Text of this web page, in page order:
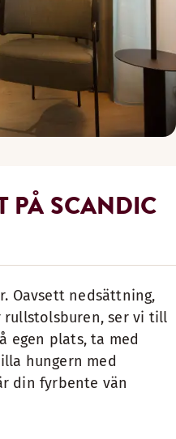
PÅ SCANDIC
Oavsett nedsättning,
rullstolsburen, ser vi till
egen plats, ta med
hungern med
din fyrbente vän